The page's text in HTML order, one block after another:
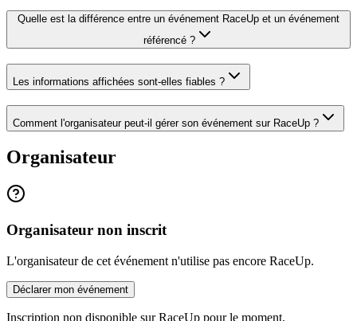
Quelle est la différence entre un événement RaceUp et un événement
référencé ?
Les informations affichées sont-elles fiables ?
Comment l'organisateur peut-il gérer son événement sur RaceUp ?
Organisateur
Organisateur non inscrit
L'organisateur de cet événement n'utilise pas encore RaceUp.
Déclarer mon événement
Inscription non disponible sur RaceUp pour le moment.